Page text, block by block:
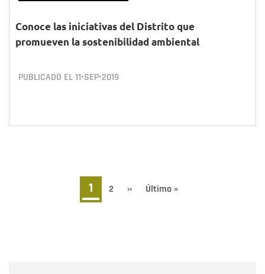
Conoce las iniciativas del Distrito que
promueven la sostenibilidad ambiental
PUBLICADO EL11•SEP•2019
Página
actual
1 Page
2
Siguiente
››
Última
Último »